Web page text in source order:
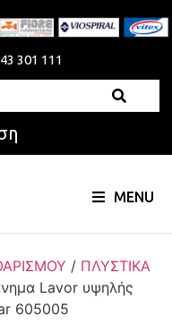
301 111
MENU
/ ΠΛΥΣΤΙΚΑ
Lavor υψηλής
605005